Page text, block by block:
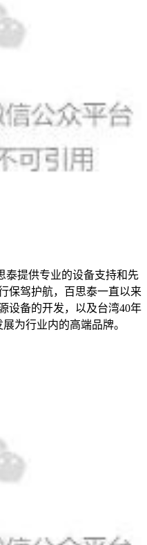
提供专业的设备支持和先
保驾护航，百思泰一直以来
设备的开发，以及台湾40年
为行业内的高端品牌。